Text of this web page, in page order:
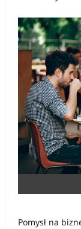
Pomysł na